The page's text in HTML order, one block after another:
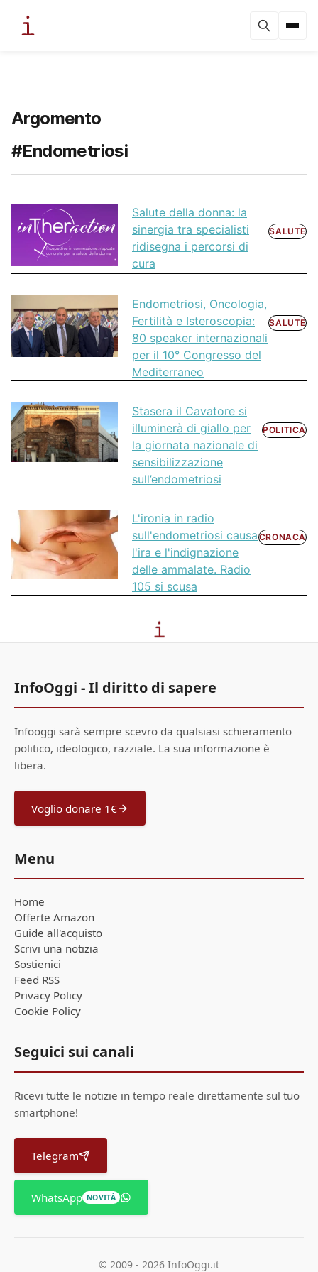
Argomento
#Endometriosi
Salute della donna: la
sinergia tra specialisti
ridisegna i percorsi di
cura
SALUTE
Endometriosi, Oncologia,
Fertilità e Isteroscopia:
80 speaker internazionali
per il 10° Congresso del
Mediterraneo
SALUTE
Stasera il Cavatore si
illuminerà di giallo per
la giornata nazionale di
sensibilizzazione
sull’endometriosi
POLITICA
L'ironia in radio
sull'endometriosi causa
l'ira e l'indignazione
delle ammalate. Radio
105 si scusa
CRONACA
InfoOggi - Il diritto di sapere
Infooggi sarà sempre scevro da qualsiasi schieramento
politico, ideologico, razziale. La sua informazione è
libera.
Voglio donare 1€
Menu
Home
Offerte Amazon
Guide all'acquisto
Scrivi una notizia
Sostienici
Feed RSS
Privacy Policy
Cookie Policy
Seguici sui canali
Ricevi tutte le notizie in tempo reale direttamente sul tuo
smartphone!
Telegram
WhatsApp NOVITÀ
© 2009 - 2026 InfoOggi.it